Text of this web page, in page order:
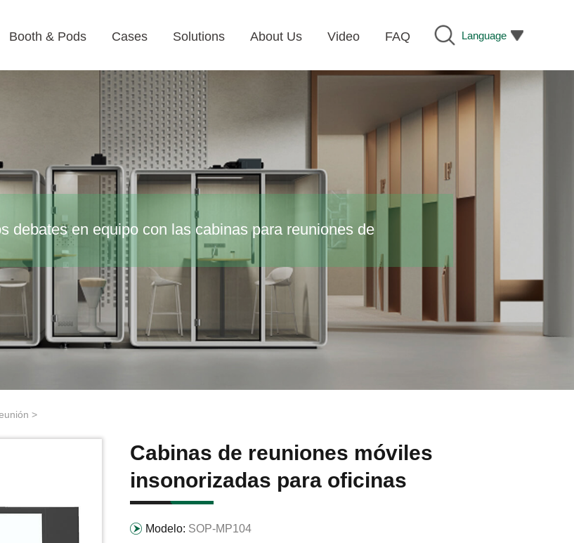
Language
Booth & Pods Cases Solutions About Us Video FAQ
debates en equipo con las cabinas para reuniones de
>
Cabinas de reuniones móviles
insonorizadas para oficinas
Modelo: SOP-MP104